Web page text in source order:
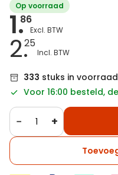
Op voorraad
1.86
2.25
333 stuks in voorraad
Voor 16:00 besteld,
− +